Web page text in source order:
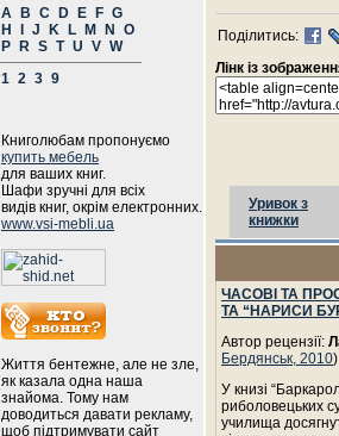
A
B C D E F G
H
J K L M N
O
P
R S T U V W
1 2 3 9
Книголюбам пропонуємо
купить мебель
для ваших книг.
Шафи зручні для всіх
видів книг, окрім електронних.
www.vsi-mebli.ua
Життя бентежне, але не зле,
як казала одна наша
знайома. Тому нам
доводиться давати рекламу,
щоб підтримувати сайт
Поділитись:
Лінк із
Уривок з
книжки
ЧАСОВІ ТА
ТА “НАРИСИ
Автор рецензії:
Бердянськ, 2010)
У книзі
риболовецьких
училища